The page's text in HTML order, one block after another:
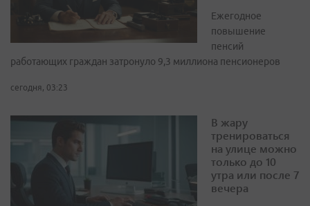
Ежегодное
повышение
пенсий
работающих граждан затронуло 9,3 миллиона пенсионеров
сегодня, 03:23
В жару
тренироваться
на улице можно
только до 10
утра или после 7
вечера